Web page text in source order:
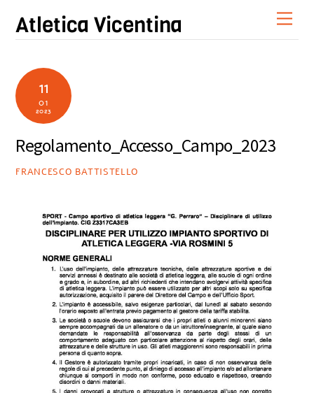
content
Atletica Vicentina
11
01
2023
Regolamento_Accesso_Campo_2023
FRANCESCO BATTISTELLO